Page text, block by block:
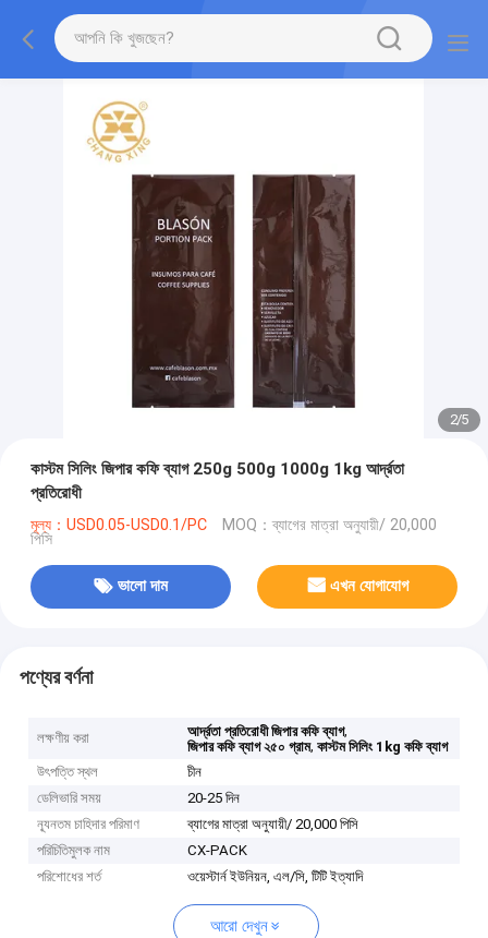
2/5
কাস্টম সিলিং জিপার কফি ব্যাগ 250g 500g 1000g 1kg আর্দ্রতা
প্রতিরোধী
মূল্য：USD0.05-USD0.1/PC MOQ：ব্যাগের মাত্রা অনুযায়ী/ 20,000
পিসি
ভালো দাম এখন যোগাযোগ
পণ্যের বর্ণনা
লক্ষণীয় করা আর্দ্রতা প্রতিরোধী জিপার কফি ব্যাগ,
জিপার কফি ব্যাগ ২৫০ গ্রাম,কাস্টম সিলিং 1kg কফি ব্যাগ
উৎপত্তি স্থল
চীন
ডেলিভারি সময়
20-25 দিন
ন্যূনতম চাহিদার পরিমাণ
ব্যাগের মাত্রা অনুযায়ী/ 20,000 পিসি
পরিচিতিমুলক নাম
CX-PACK
পরিশোধের শর্ত
ওয়েস্টার্ন ইউনিয়ন, এল/সি, টিটি ইত্যাদি
আরো দেখুন